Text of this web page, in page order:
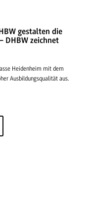
gestalten die
DHBW zeichnet
Heidenheim mit dem
Ausbildungsqualität aus.